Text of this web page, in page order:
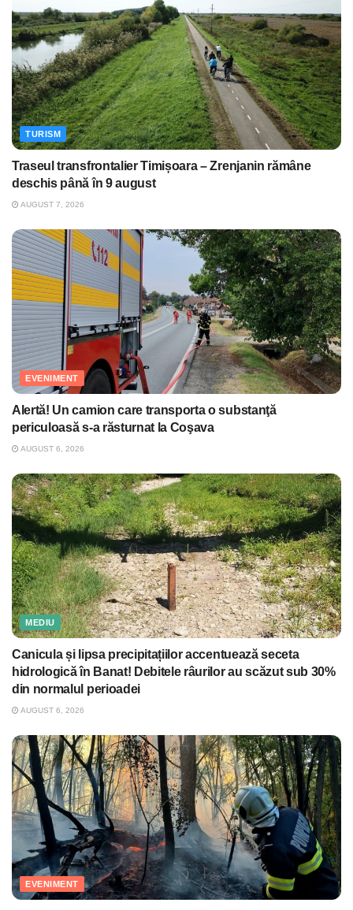
TURISM
Traseul transfrontalier Timișoara – Zrenjanin rămâne
deschis până în 9 august
AUGUST 7, 2026
EVENIMENT
Alertă! Un camion care transporta o substanţă
periculoasă s-a răsturnat la Coşava
AUGUST 6, 2026
MEDIU
Canicula și lipsa precipitațiilor accentuează seceta
hidrologică în Banat! Debitele râurilor au scăzut sub 30%
din normalul perioadei
AUGUST 6, 2026
EVENIMENT